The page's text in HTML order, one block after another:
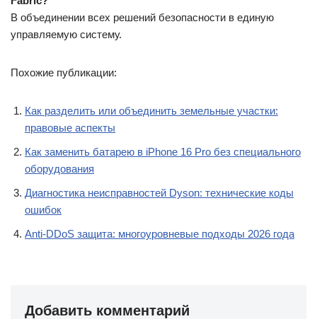
В объединении всех решений безопасности в единую
управляемую систему.
Похожие публикации:
Как разделить или объединить земельные участки:
правовые аспекты
Как заменить батарею в iPhone 16 Pro без специального
оборудования
Диагностика неисправностей Dyson: технические коды
ошибок
Anti-DDoS защита: многоуровневые подходы 2026 года
Добавить комментарий